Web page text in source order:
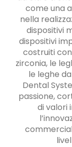
come una
nella
dispositivi
dispositivi
costruiti
zirconia, le
le leghe
Dental
passione,
di valori